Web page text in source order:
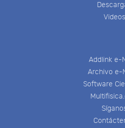
Videos
Addlink e-
Archivo e-
Software